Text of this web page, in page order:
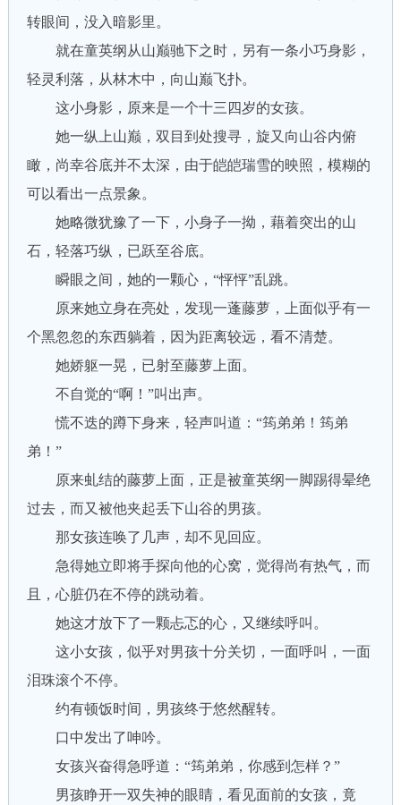
转眼间，没入暗影里。
就在童英纲从山巅驰下之时，另有一条小巧身影，
轻灵利落，从林木中，向山巅飞扑。
这小身影，原来是一个十三四岁的女孩。
她一纵上山巅，双目到处搜寻，旋又向山谷内俯
瞰，尚幸谷底并不太深，由于皑皑瑞雪的映照，模糊的
可以看出一点景象。
她略微犹豫了一下，小身子一拗，藉着突出的山
石，轻落巧纵，已跃至谷底。
瞬眼之间，她的一颗心，“怦怦”乱跳。
原来她立身在亮处，发现一蓬藤萝，上面似乎有一
个黑忽忽的东西躺着，因为距离较远，看不清楚。
她娇躯一晃，已射至藤萝上面。
不自觉的“啊！”叫出声。
慌不迭的蹲下身来，轻声叫道：“筠弟弟！筠弟
弟！”
原来虬结的藤萝上面，正是被童英纲一脚踢得晕绝
过去，而又被他夹起丢下山谷的男孩。
那女孩连唤了几声，却不见回应。
急得她立即将手探向他的心窝，觉得尚有热气，而
且，心脏仍在不停的跳动着。
她这才放下了一颗忐忑的心，又继续呼叫。
这小女孩，似乎对男孩十分关切，一面呼叫，一面
泪珠滚个不停。
约有顿饭时间，男孩终于悠然醒转。
口中发出了呻吟。
女孩兴奋得急呼道：“筠弟弟，你感到怎样？”
男孩睁开一双失神的眼睛，看见面前的女孩，竟